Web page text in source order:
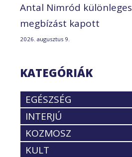
Antal Nimród
megbízást kapott
2026. augusztus 9.
KATEGÓRIÁK
EGÉSZSÉG
INTERJÚ
KOZMOSZ
KULT